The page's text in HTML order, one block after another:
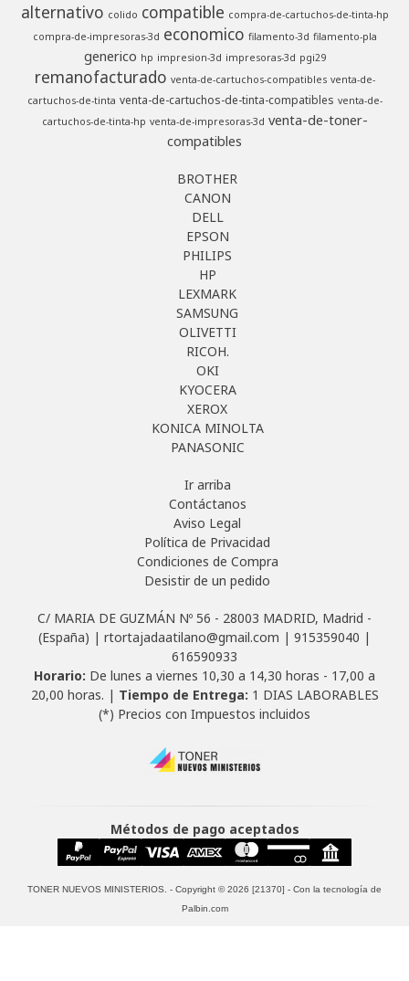
alternativo colido compatible compra-de-cartuchos-de-tinta-hp
compra-de-impresoras-3d economico filamento-3d filamento-pla
generico hp impresion-3d impresoras-3d pgi29
remanofacturado venta-de-cartuchos-compatibles venta-de-
cartuchos-de-tinta venta-de-cartuchos-de-tinta-compatibles venta-de-
cartuchos-de-tinta-hp venta-de-impresoras-3d venta-de-toner-
compatibles
BROTHER
CANON
DELL
EPSON
PHILIPS
HP
LEXMARK
SAMSUNG
OLIVETTI
RICOH.
OKI
KYOCERA
XEROX
KONICA MINOLTA
PANASONIC
Ir arriba
Contáctanos
Aviso Legal
Política de Privacidad
Condiciones de Compra
Desistir de un pedido
C/ MARIA DE GUZMÁN Nº 56 - 28003 MADRID, Madrid -
(España) | rtortajadaatilano@gmail.com | 915359040 |
616590933
Horario: De lunes a viernes 10,30 a 14,30 horas - 17,00 a
20,00 horas. | Tiempo de Entrega: 1 DIAS LABORABLES
(*) Precios con Impuestos incluidos
Métodos de pago aceptados
TONER NUEVOS MINISTERIOS. - Copyright © 2026 [21370] - Con la tecnología de
Palbin.com